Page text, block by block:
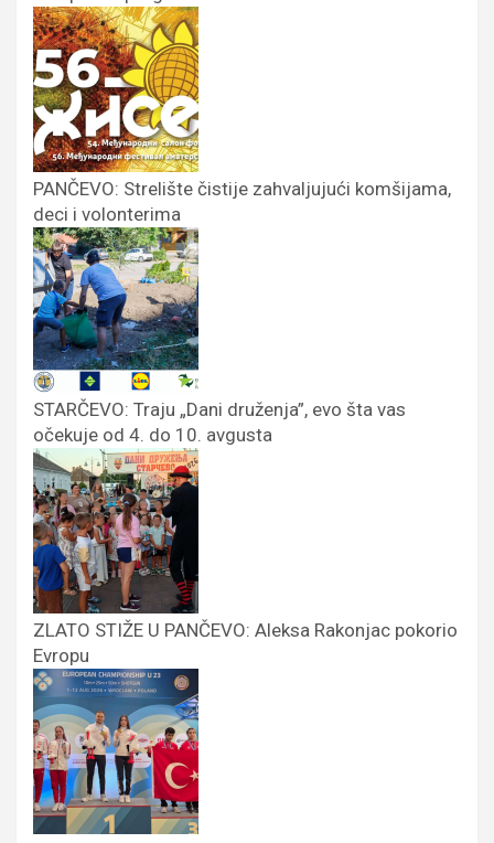
PANČEVO: Strelište čistije zahvaljujući komšijama,
deci i volonterima
STARČEVO: Traju „Dani druženja”, evo šta vas
očekuje od 4. do 10. avgusta
ZLATO STIŽE U PANČEVO: Aleksa Rakonjac pokorio
Evropu